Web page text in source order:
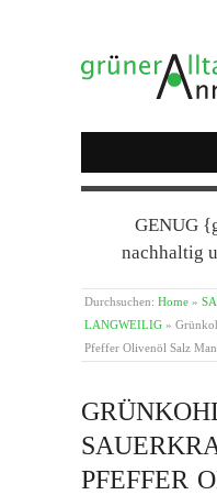
GENUG
nachhaltig
Durchsuchen: Home »
LANGWEILIG »
Pfeffer Olivenöl Salz
PFEFFER